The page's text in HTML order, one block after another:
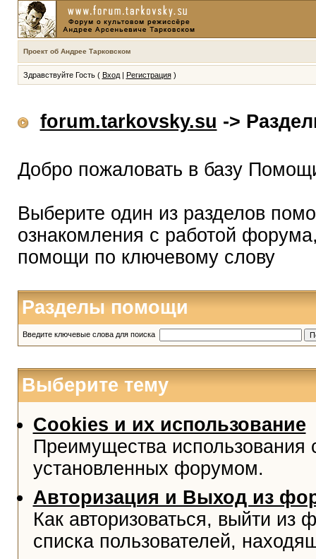
Проект об Андрее Тарковском
Здравствуйте Гость ( Вход| Регистрация)
forum.tarkovsky.su ->
Добро пожаловать в базу
Выберите один из разделов
ознакомления с работой
помощи по ключевому слову
Разделы помощи
Введите ключевые слова для поиска
Выберите тему
Cookies и их использование
Преимущества
установленных форумом.
Авторизация и Выход из
Как авторизоваться, выйти из
списка пользователей,